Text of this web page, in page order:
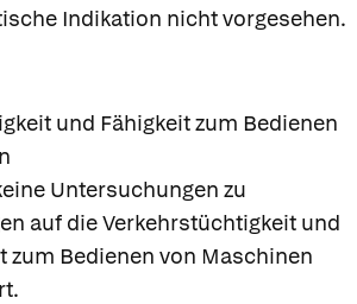
Indikation nicht vorgesehen.
und Fähigkeit zum Bedienen
Untersuchungen zu
auf die Verkehrstüchtigkeit und
zum Bedienen von Maschinen